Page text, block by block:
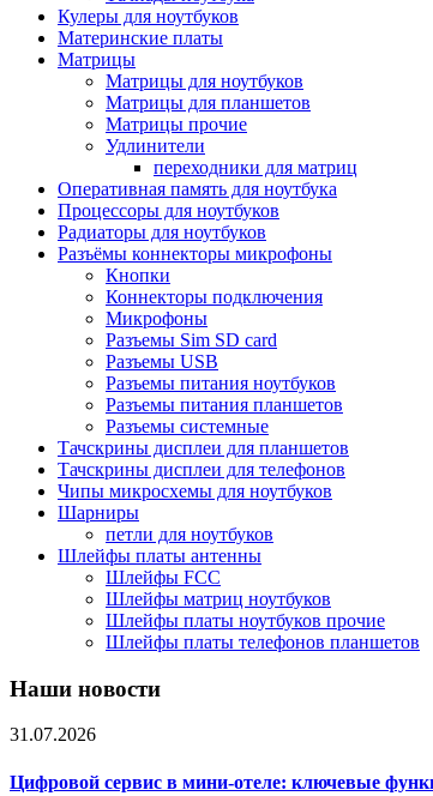
Кулеры для ноутбуков
Материнские платы
Матрицы
Матрицы для ноутбуков
Матрицы для планшетов
Матрицы прочие
Удлинители
переходники для матриц
Оперативная память для ноутбука
Процессоры для ноутбуков
Радиаторы для ноутбуков
Разъёмы коннекторы микрофоны
Кнопки
Коннекторы подключения
Микрофоны
Разъемы Sim SD card
Разъемы USB
Разъемы питания ноутбуков
Разъемы питания планшетов
Разъемы системные
Тачскрины дисплеи для планшетов
Тачскрины дисплеи для телефонов
Чипы микросхемы для ноутбуков
Шарниры
петли для ноутбуков
Шлейфы платы антенны
Шлейфы FCC
Шлейфы матриц ноутбуков
Шлейфы платы ноутбуков прочие
Шлейфы платы телефонов планшетов
Наши новости
31.07.2026
Цифровой сервис в мини-отеле: ключевые